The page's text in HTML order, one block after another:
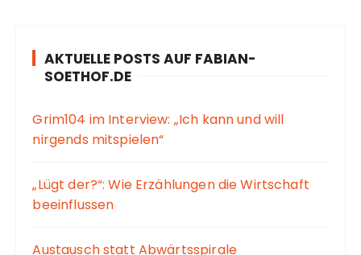
AKTUELLE POSTS AUF FABIAN-
SOETHOF.DE
Grim104 im Interview: „Ich kann und will
nirgends mitspielen“
„Lügt der?“: Wie Erzählungen die Wirtschaft
beeinflussen
Austausch statt Abwärtsspirale